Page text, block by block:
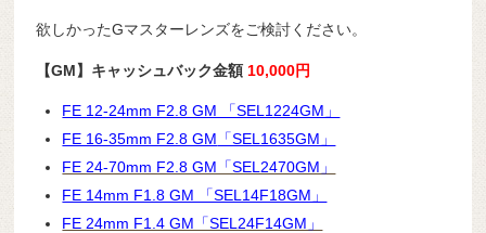
欲しかったGマスターレンズをご検討ください。
【GM】キャッシュバック金額 10,000円
FE 12-24mm F2.8 GM 「SEL1224GM」
FE 16-35mm F2.8 GM 「SEL1635GM」
FE 24-70mm F2.8 GM「SEL2470GM」
FE 14mm F1.8 GM 「SEL14F18GM」
FE 24mm F1.4 GM「SEL24F14GM」